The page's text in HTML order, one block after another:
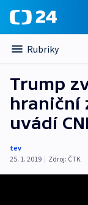
Rubriky
Trump
hraniční
uvádí
tev
25. 1. 2019 | Zdroj: ČTK